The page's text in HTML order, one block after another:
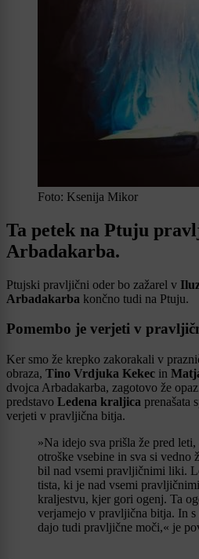
Foto: Ksenija Mikor
Ta petek na Ptuju
Arbadakarba.
Ptujski pravljični oder bo zažarel v
Arbadakarba končno tudi na Ptuju.
Pomembo je verjeti v
Ker smo že krepko zakorakali v
obraza, Tino Vrdjuka Kekec in
dvojca Arbadakarba, zagotovo že
predstavo Ledena kraljica prenašata
verjeti v pravljična bitja.
»Na idejo sva prišla že pred leti,
otroške vsebine in sva si vedno
bil nad vsemi pravljičnimi liki.
tista, ki je nad vsemi
kraljestvu, kjer gori ogenj. Ta
verjamejo v pravljična bitja. In
dajo tudi pravljične moči,« je